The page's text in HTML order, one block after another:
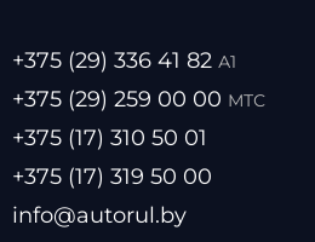
+375 (29) 336 41 82 А1
+375 (29) 259 00 00 МТС
+375 (17) 310 50 01
+375 (17) 319 50 00
info@autorul.by